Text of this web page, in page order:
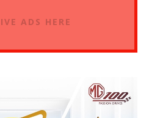
ADS HERE